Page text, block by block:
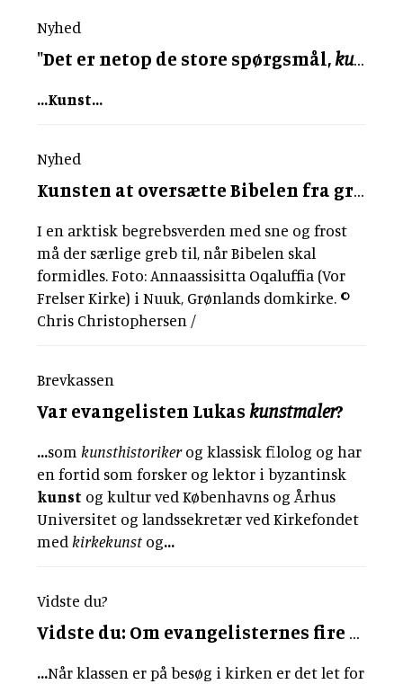
Nyhed
"Det er netop de store spørgsmål,kunstnere
...Kunst...
Nyhed
Kunsten at oversætte Bibelen fra græsk til grønlandsk
I en arktisk begrebsverden med sne og frost
må der særlige greb til, når Bibelen skal
formidles. Foto: Annaassisitta Oqaluffia (Vor
Frelser Kirke) i Nuuk, Grønlands domkirke. ©
Chris Christophersen /
Brevkassen
Var evangelisten Lukaskunstmaler?
...som kunsthistorikerog klassisk filolog og har
en fortid som forsker og lektor i byzantinsk
kunst og kultur ved Københavns og Århus
Universitet og landssekretær ved Kirkefondet
med kirkekunst og...
Vidste du?
Vidste du: Om evangelisternes fire symboler
...Når klassen er på besøg i kirken er det let for